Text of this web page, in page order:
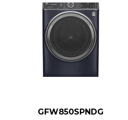
GFW850SPNDG